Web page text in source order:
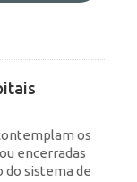
os
encerradas
do sistema de